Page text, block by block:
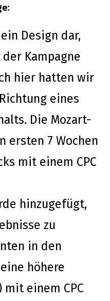
Design dar,
Kampagne
hier hatten wir
eines
Die Mozart-
ersten 7 Wochen
mit einem CPC
hinzugefügt,
zu
in den
höhere
mit einem CPC